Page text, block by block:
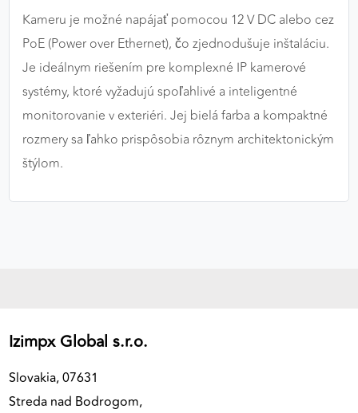
Kameru je možné napájať pomocou 12 V DC alebo cez
PoE (Power over Ethernet), čo zjednodušuje inštaláciu.
Je ideálnym riešením pre komplexné IP kamerové
systémy, ktoré vyžadujú spoľahlivé a inteligentné
monitorovanie v exteriéri. Jej bielá farba a kompaktné
rozmery sa ľahko prispôsobia rôznym architektonickým
štýlom.
Izimpx Global s.r.o.
Slovakia, 07631
Streda nad Bodrogom,